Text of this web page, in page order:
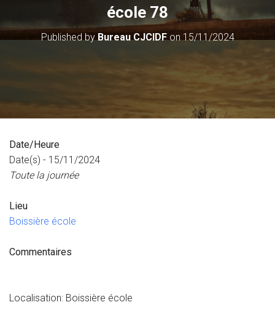
école 78
Published byBureau CJCIDFon15/11/2024
Date/Heure
Date(s) - 15/11/2024
Toute la journée
Lieu
Boissière école
Commentaires
Localisation: Boissière école